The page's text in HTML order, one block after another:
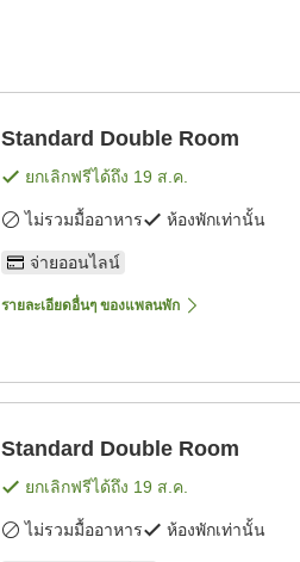
Standard Double Room
ยกเลิกฟรีได้ถึง 19 ส.ค.
ไม่รวมมื้ออาหาร ห้องพักเท่านั้น
จ่ายออนไลน์
รายละเอียดอื่นๆ ของแพลนพัก
Standard Double Room
ยกเลิกฟรีได้ถึง 19 ส.ค.
ไม่รวมมื้ออาหาร ห้องพักเท่านั้น